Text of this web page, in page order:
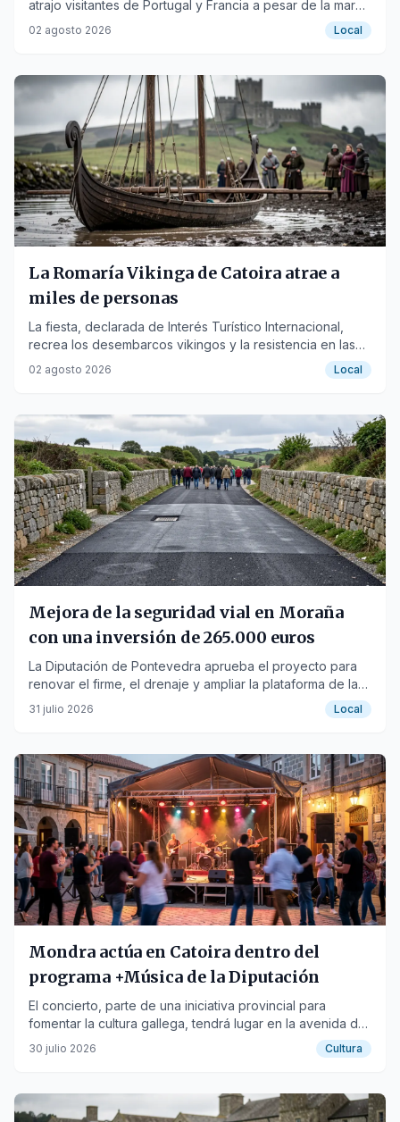
atrajo visitantes de Portugal y Francia a pesar de la marea
baja y el barro.
02 agosto 2026 Local
La Romaría Vikinga de Catoira atrae a
miles de personas
La fiesta, declarada de Interés Turístico Internacional,
recrea los desembarcos vikingos y la resistencia en las
Torres de Oeste.
02 agosto 2026 Local
Mejora de la seguridad vial en Moraña
con una inversión de 265.000 euros
La Diputación de Pontevedra aprueba el proyecto para
renovar el firme, el drenaje y ampliar la plataforma de la
carretera EP-8201.
31 julio 2026 Local
Mondra actúa en Catoira dentro del
programa +Música de la Diputación
El concierto, parte de una iniciativa provincial para
fomentar la cultura gallega, tendrá lugar en la avenida da
Ponte el 1 de agosto.
30 julio 2026 Cultura